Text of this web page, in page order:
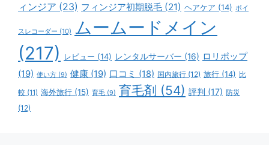
ィンジア (23) フィンジア初期脱毛 (21) ヘアケア (14) ボイ
スレコーダー (10) ムームードメイン
(217)
レビュー (14) レンタルサーバー (16) ロリポップ
(19) 使い方 (9) 健康 (19) 口コミ (18) 国内旅行 (12) 旅行 (14) 比
較 (11) 海外旅行 (15) 育毛 (9) 育毛剤 (54) 評判 (17) 防災
(12)